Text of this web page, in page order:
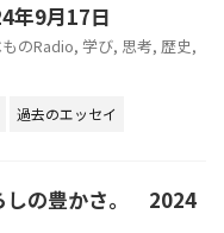
年9月17日
のRadio, 学び, 思考, 歴史,
過去のエッセイ
しの豊かさ。 2024